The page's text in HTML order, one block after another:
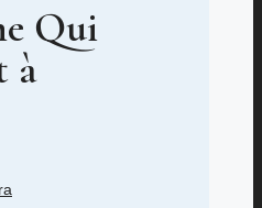
Qui
à